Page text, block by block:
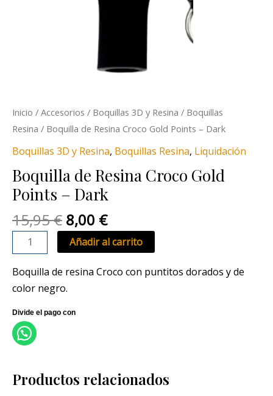
Inicio / Accesorios / Boquillas 3D y Resina / Boquillas
Resina / Boquilla de Resina Croco Gold Points – Dark
Boquillas 3D y Resina, Boquillas Resina, Liquidación
Boquilla de Resina Croco Gold
Points – Dark
15,95€ 8,00 €
Añadir al carrito
Boquilla de resina Croco con puntitos dorados y de
color negro.
Productos relacionados